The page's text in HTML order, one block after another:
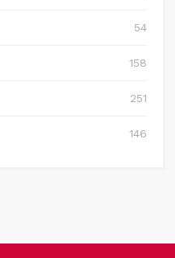
54
158
251
146